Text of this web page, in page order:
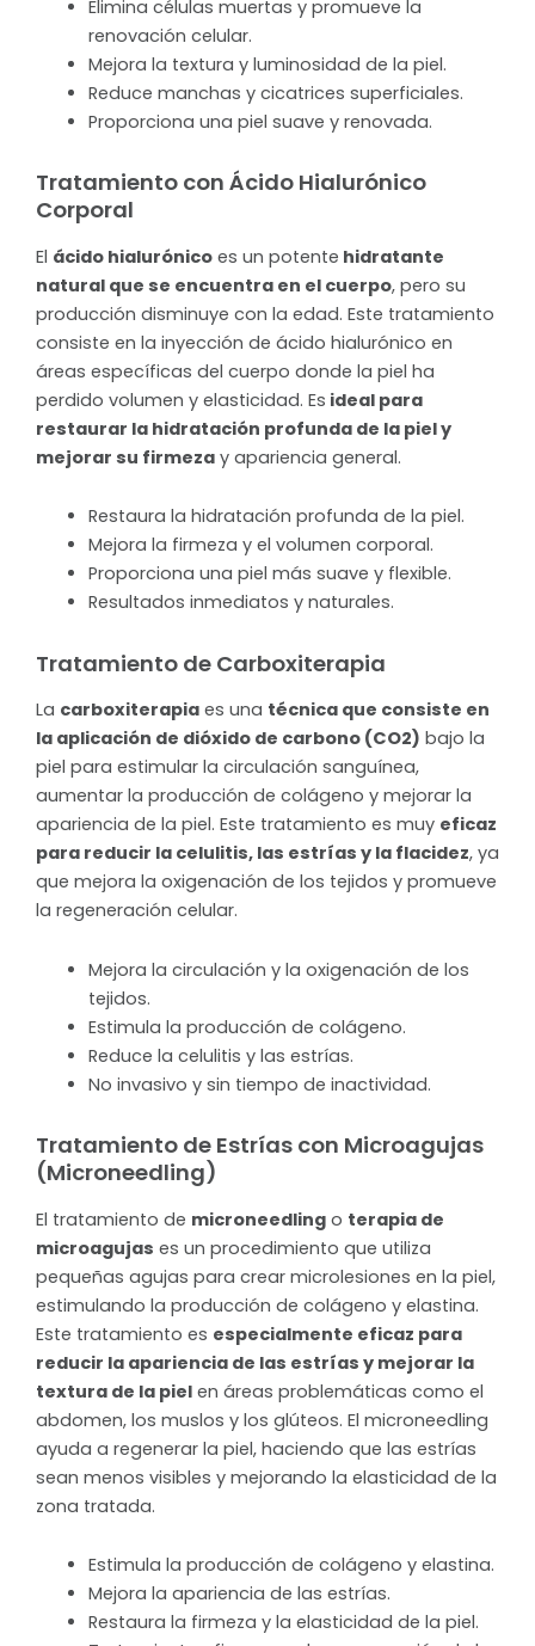
Elimina células muertas y promueve la
renovación celular.
Mejora la textura y luminosidad de la piel.
Reduce manchas y cicatrices superficiales.
Proporciona una piel suave y renovada.
Tratamiento con Ácido Hialurónico
Corporal
El ácido hialurónico es un potente hidratante
natural que se encuentra en el cuerpo, pero su
producción disminuye con la edad. Este tratamiento
consiste en la inyección de ácido hialurónico en
áreas específicas del cuerpo donde la piel ha
perdido volumen y elasticidad. Es ideal para
restaurar la hidratación profunda de la piel y
mejorar su firmeza y apariencia general.
Restaura la hidratación profunda de la piel.
Mejora la firmeza y el volumen corporal.
Proporciona una piel más suave y flexible.
Resultados inmediatos y naturales.
Tratamiento de Carboxiterapia
La carboxiterapia es una técnica que consiste en
la aplicación de dióxido de carbono (CO2) bajo la
piel para estimular la circulación sanguínea,
aumentar la producción de colágeno y mejorar la
apariencia de la piel. Este tratamiento es muy eficaz
para reducir la celulitis, las estrías y la flacidez, ya
que mejora la oxigenación de los tejidos y promueve
la regeneración celular.
Mejora la circulación y la oxigenación de los
tejidos.
Estimula la producción de colágeno.
Reduce la celulitis y las estrías.
No invasivo y sin tiempo de inactividad.
Tratamiento de Estrías con Microagujas
(Microneedling)
El tratamiento de microneedling o terapia de
microagujas es un procedimiento que utiliza
pequeñas agujas para crear microlesiones en la piel,
estimulando la producción de colágeno y elastina.
Este tratamiento es especialmente eficaz para
reducir la apariencia de las estrías y mejorar la
textura de la piel en áreas problemáticas como el
abdomen, los muslos y los glúteos. El microneedling
ayuda a regenerar la piel, haciendo que las estrías
sean menos visibles y mejorando la elasticidad de la
zona tratada.
Estimula la producción de colágeno y elastina.
Mejora la apariencia de las estrías.
Restaura la firmeza y la elasticidad de la piel.